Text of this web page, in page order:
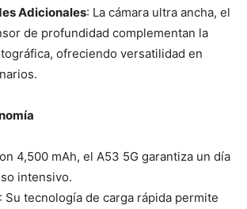
Adicionales: La cámara ultra ancha, el
de profundidad complementan la
ofreciendo versatilidad en
4,500 mAh, el A53 5G garantiza un día
intensivo.
: Su tecnología de carga rápida permite